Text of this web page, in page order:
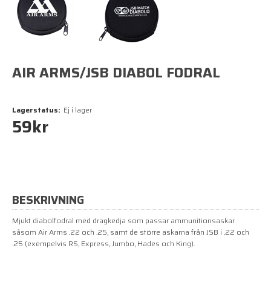
AIR ARMS/JSB DIABOL FODRAL
Lagerstatus: Ej i lager
59kr
BESKRIVNING
Mjukt diabolfodral med dragkedja som passar ammunitionsaskar
såsom Air Arms .22 och .25, samt de större askarna från JSB i .22 och
.25 (exempelvis RS, Express, Jumbo, Hades och King).